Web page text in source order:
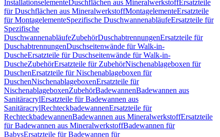
InstallationselementeDuschflächen aus MineralwerkstoffErsatzteile
für Duschflächen aus MineralwerkstoffMontagelementeErsatzteile
für MontagelementeSpezifische DuschwannenabläufeErsatzteile für
Spezifische
DuschwannenabläufeZubehörDuschabtrennungenErsatzteile für
DuschabtrennungenDuschseitenwände für Walk-in-
DuscheErsatzteile für Duschseitenwände für Walk-in-
DuscheZubehörErsatzteile für ZubehörNischenablageboxen für
DuschenErsatzteile für Nischenablageboxen für
DuschenNischenablageboxenErsatzteile für
NischenablageboxenZubehörBadewannenBadewannen aus
SanitäracrylErsatzteile für Badewannen aus
SanitäracrylRechteckbadewannenErsatzteile für
RechteckbadewannenBadewannen aus MineralwerkstoffErsatzteile
für Badewannen aus MineralwerkstoffBadewannen für
BabysErsatzteile für Badewannen für